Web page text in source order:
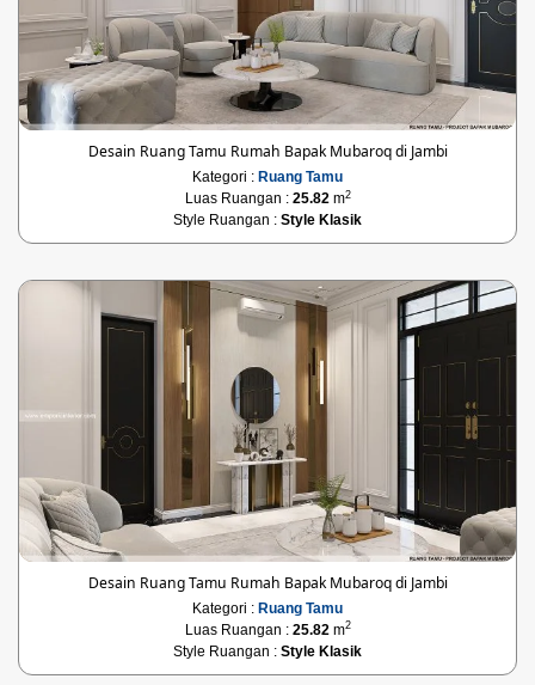
Desain Ruang Tamu Rumah Bapak Mubaroq di Jambi
Kategori : Ruang Tamu
Luas Ruangan : 25.82m2
Style Ruangan : Style Klasik
Desain Ruang Tamu Rumah Bapak Mubaroq di Jambi
Kategori : Ruang Tamu
Luas Ruangan : 25.82 m2
Style Ruangan : Style Klasik